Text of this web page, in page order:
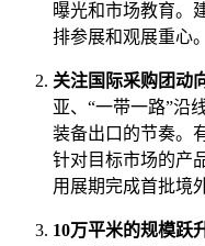
曝光和市场教育。
排参展和观展重心。
关注国际采购团动
亚、“一带一路”沿
装备出口的节奏。
针对目标市场的产
用展期完成首批境
10万平米的规模跃